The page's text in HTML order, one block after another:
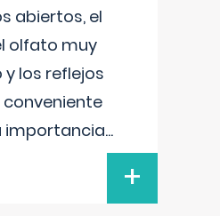
abiertos, el
olfato muy
los reflejos
conveniente
importancia...
+